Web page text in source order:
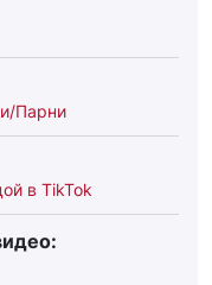
Парни
в TikTok